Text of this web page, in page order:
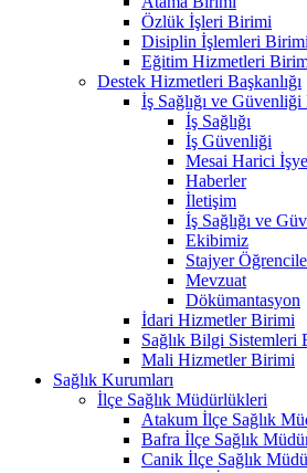
Özlük İşleri Birimi
Disiplin İşlemleri Birimi
Eğitim Hizmetleri
Destek Hizmetleri Başkanlığı
İş Sağlığı ve
İş Sağlığı
İş Güvenliği
Mesai Harici
Haberler
İletişim
İş Sağlığı ve
Ekibimiz
Stajyer
Mevzuat
Dökümantasyon
İdari Hizmetler Birimi
Sağlık Bilgi Sistemleri
Mali Hizmetler Birimi
Sağlık Kurumları
İlçe Sağlık Müdürlükleri
Atakum İlçe Sağlık
Bafra İlçe Sağlık
Canik İlçe Sağlık